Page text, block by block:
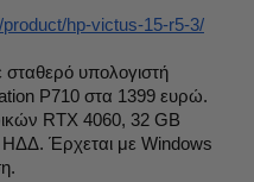
hp-victus-15-r5-3/
σταθερό υπολογιστή
P710 στα 1399 ευρώ.
RTX 4060, 32 GB
Έρχεται με Windows